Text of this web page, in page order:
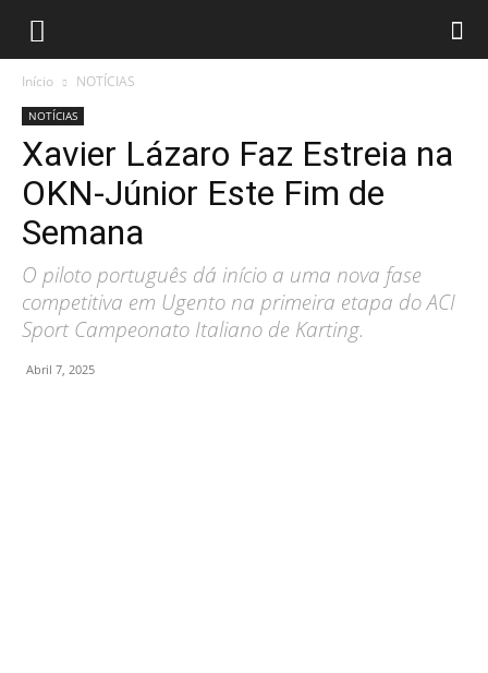
Início NOTÍCIAS
NOTÍCIAS
Xavier Lázaro Faz Estreia na
OKN-Júnior Este Fim de
Semana
O piloto português dá início a uma nova fase
competitiva em Ugento na primeira etapa do ACI
Sport Campeonato Italiano de Karting.
Abril 7, 2025